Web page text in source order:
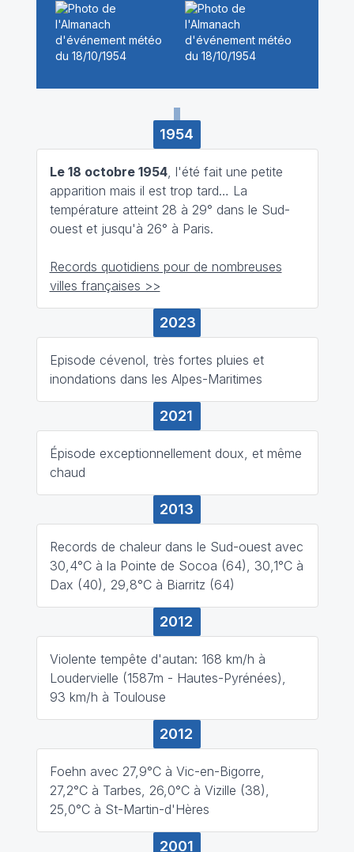
1954
Le 18 octobre 1954, l'été fait une petite
apparition mais il est trop tard… La
température atteint 28 à 29° dans le Sud-
ouest et jusqu'à 26° à Paris.
Records quotidiens pour de nombreuses
villes françaises >>
2023
Episode cévenol, très fortes pluies et
inondations dans les Alpes-Maritimes
2021
Épisode exceptionnellement doux, et même
chaud
2013
Records de chaleur dans le Sud-ouest avec
30,4°C à la Pointe de Socoa (64), 30,1°C à
Dax (40), 29,8°C à Biarritz (64)
2012
Violente tempête d'autan: 168 km/h à
Loudervielle (1587m - Hautes-Pyrénées),
93 km/h à Toulouse
2012
Foehn avec 27,9°C à Vic-en-Bigorre,
27,2°C à Tarbes, 26,0°C à Vizille (38),
25,0°C à St-Martin-d'Hères
2001